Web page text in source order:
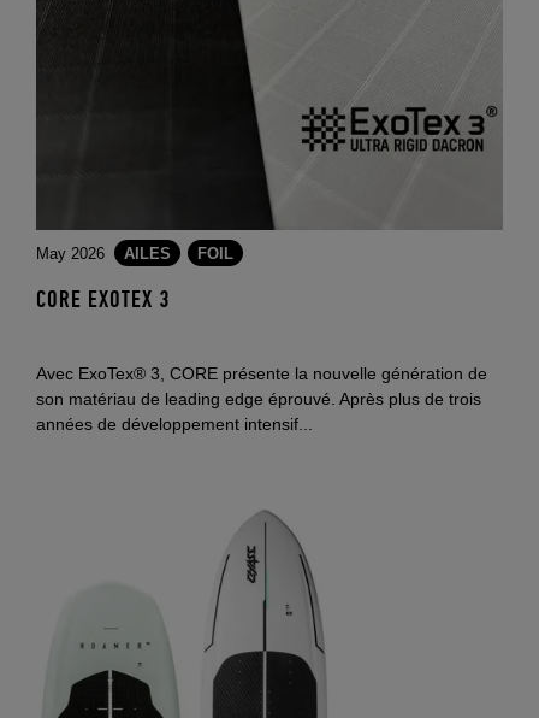
May 2026 AILES FOIL
CORE EXOTEX 3
Avec ExoTex® 3, CORE présente la nouvelle génération de
son matériau de leading edge éprouvé. Après plus de trois
années de développement intensif...